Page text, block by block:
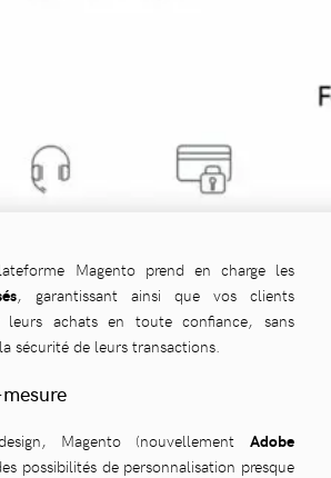
Magento prend en charge les
, garantissant ainsi que vos clients
leurs achats en toute confiance, sans
sécurité de leurs transactions.
Magento (nouvellement Adobe
possibilités de personnalisation presque